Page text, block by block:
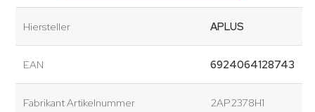
Hiersteller APLUS
EAN 6924064128743
Fabrikant Artikelnummer 2AP2378H1